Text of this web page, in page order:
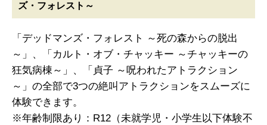
ズ・フォレスト～
「デッドマンズ・フォレスト ～死の森からの脱出
～」、「カルト・オブ・チャッキー ～チャッキーの
狂気病棟～」、「貞子 ～呪われたアトラクション
～」の全部で3つの絶叫アトラクションをスムーズに
体験できます。
※年齢制限あり：R12（未就学児・小学生以下体験不